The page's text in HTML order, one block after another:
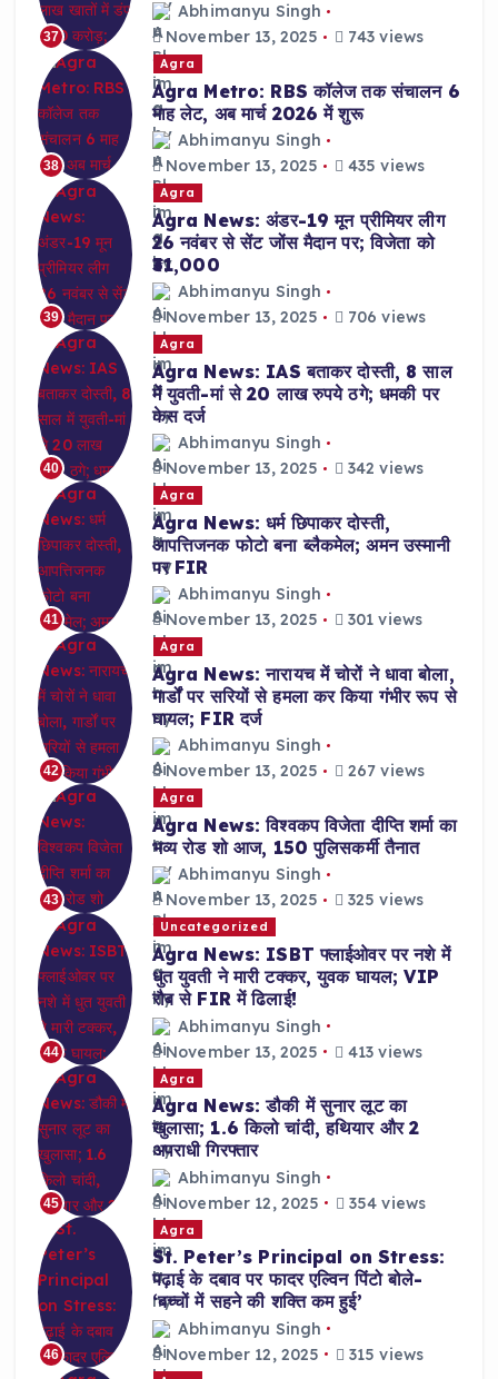
37
Abhimanyu Singh
November 13, 2025
743 views
38
Agra
Agra Metro: RBS कॉलेज तक संचालन 6
माह लेट, अब मार्च 2026 में शुरू
Abhimanyu Singh
November 13, 2025
435 views
39
Agra
Agra News: अंडर-19 मून प्रीमियर लीग
26 नवंबर से सेंट जोंस मैदान पर; विजेता को
₹31,000
Abhimanyu Singh
November 13, 2025
706 views
40
Agra
Agra News: IAS बताकर दोस्ती, 8 साल
में युवती-मां से 20 लाख रुपये ठगे; धमकी पर
केस दर्ज
Abhimanyu Singh
November 13, 2025
342 views
41
Agra
Agra News: धर्म छिपाकर दोस्ती,
आपत्तिजनक फोटो बना ब्लैकमेल; अमन उस्मानी
पर FIR
Abhimanyu Singh
November 13, 2025
301 views
42
Agra
Agra News: नारायच में चोरों ने धावा बोला,
गार्डों पर सरियों से हमला कर किया गंभीर रूप से
घायल; FIR दर्ज
Abhimanyu Singh
November 13, 2025
267 views
43
Agra
Agra News: विश्वकप विजेता दीप्ति शर्मा का
भव्य रोड शो आज, 150 पुलिसकर्मी तैनात
Abhimanyu Singh
November 13, 2025
325 views
44
Uncategorized
Agra News: ISBT फ्लाईओवर पर नशे में
धुत युवती ने मारी टक्कर, युवक घायल; VIP
रौब से FIR में ढिलाई!
Abhimanyu Singh
November 13, 2025
413 views
45
Agra
Agra News: डौकी में सुनार लूट का
खुलासा; 1.6 किलो चांदी, हथियार और 2
अपराधी गिरफ्तार
Abhimanyu Singh
November 12, 2025
354 views
46
Agra
St. Peter’s Principal on Stress:
पढ़ाई के दबाव पर फादर एल्विन पिंटो बोले-
‘बच्चों में सहने की शक्ति कम हुई’
Abhimanyu Singh
November 12, 2025
315 views